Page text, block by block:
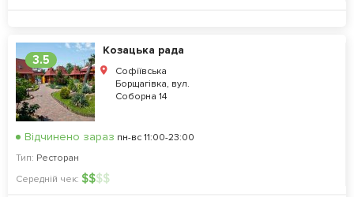
3.5
Козацька рада
Софіївська
Борщагівка, вул.
Соборна 14
Відчинено зараз пн-вс 11:00-23:00
Тип: Ресторан
Середній чек: $$$$